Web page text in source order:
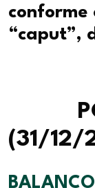
conforme
“caput”,
(31/12/